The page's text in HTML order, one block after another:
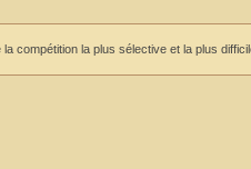
compétition la plus sélective et la plus